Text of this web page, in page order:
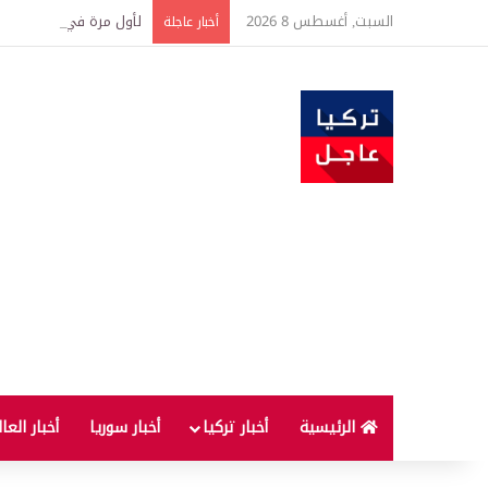
السبت, أغسطس 8 2026 أخبار عاجلة لأول مرة في تاريخ
الرئيسية أخبار تركيا أخبار سوريا أخبار